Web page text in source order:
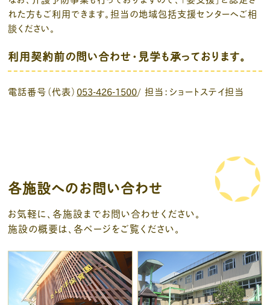
れた方もご利用できます。担当の地域包括支援センターへご相
談ください。
利用契約前の問い合わせ・見学も承っております。
電話番号（代表） 053-426-1500/ 担当：ショートステイ担当
各施設へのお問い合わせ
お気軽に、各施設までお問い合わせください。
施設の概要は、各ページをご覧ください。